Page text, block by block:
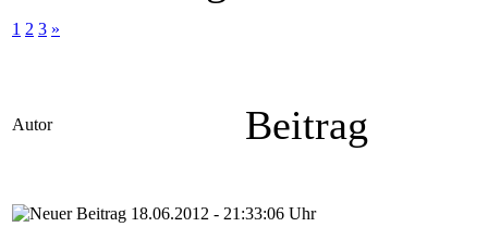
1 2 3 »
Autor Beitrag
18.06.2012 - 21:33:06 Uhr